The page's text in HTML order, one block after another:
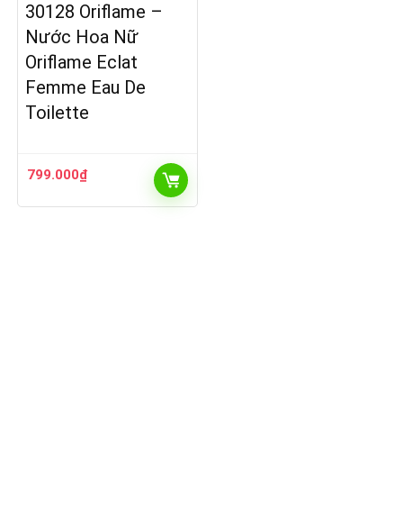
30128 Oriflame –
Nước Hoa Nữ
Oriflame Eclat
Femme Eau De
Toilette
799.000₫